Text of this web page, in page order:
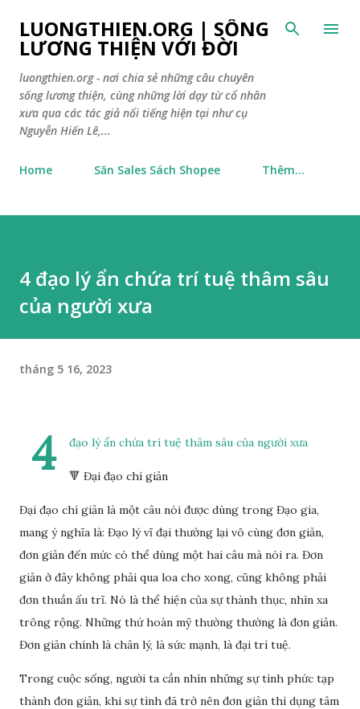
Chuyển đến nội dung chính
LUONGTHIEN.ORG | SỐNG
LƯƠNG THIỆN VỚI ĐỜI
luongthien.org - nơi chia sẻ những câu chuyên
sống lương thiện, cùng những lời dạy từ cổ nhân
xưa qua các tác giả nổi tiếng hiện tại như cụ
Nguyễn Hiến Lê,...
Home Săn Sales Sách Shopee Thêm…
4 đạo lý ẩn chứa trí tuệ thâm sâu
của người xưa
tháng 5 16, 2023
4 đạo lý ẩn chứa trí tuệ thâm sâu của người xưa
🔻 Đại đạo chí giản
Đại đạo chí giản là một câu nói được dùng trong Đạo gia,
mang ý nghĩa là: Đạo lý vĩ đại thường lại vô cùng đơn giản,
đơn giản đến mức có thể dùng một hai câu mà nói ra. Đơn
giản ở đây không phải qua loa cho xong, cũng không phải
đơn thuần ấu trĩ. Nó là thể hiện của sự thành thục, nhìn xa
trông rộng. Những thứ hoàn mỹ thường thường là đơn giản.
Đơn giản chính là chân lý, là sức mạnh, là đại trí tuệ.
Trong cuộc sống, người ta cần nhìn những sự tình phức tạp
thành đơn giản, khi sự tình đã trở nên đơn giản thì dụng tâm